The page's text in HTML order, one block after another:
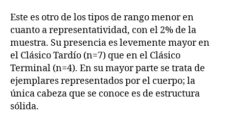
Este es otro de los tipos de rango menor en
cuanto a representatividad, con el 2% de la
muestra. Su presencia es levemente mayor en
el Clásico Tardío (n=7) que en el Clásico
Terminal (n=4). En su mayor parte se trata de
ejemplares representados por el cuerpo; la
única cabeza que se conoce es de estructura
sólida.